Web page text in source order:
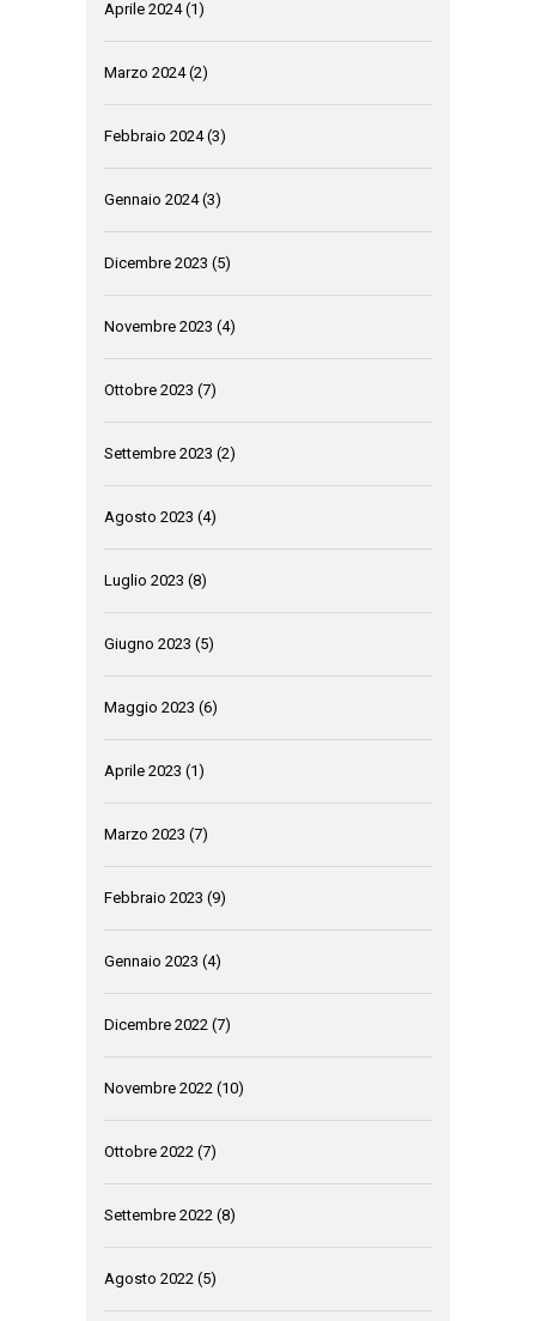
Aprile 2024(1)
Marzo 2024(2)
Febbraio 2024(3)
Gennaio 2024(3)
Dicembre 2023 (5)
Novembre 2023 (4)
Ottobre 2023 (7)
Settembre 2023 (2)
Agosto 2023 (4)
Luglio 2023 (8)
Giugno 2023 (5)
Maggio 2023 (6)
Aprile 2023 (1)
Marzo 2023 (7)
Febbraio 2023 (9)
Gennaio 2023 (4)
Dicembre 2022 (7)
Novembre 2022 (10)
Ottobre 2022 (7)
Settembre 2022 (8)
Agosto 2022 (5)